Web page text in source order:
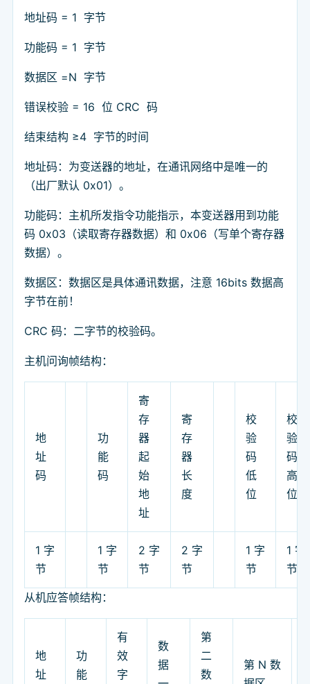
地址码 = 1 字节
功能码 = 1 字节
数据区 =N 字节
错误校验 = 16 位 CRC 码
结束结构 ≥4 字节的时间
地址码：为变送器的地址，在通讯网络中是唯一的
（出厂默认 0x01）。
功能码：主机所发指令功能指示，本变送器用到功能
码 0x03（读取寄存器数据）和 0x06（写单个寄存器
数据）。
数据区：数据区是具体通讯数据，注意 16bits 数据高
字节在前！
CRC 码：二字节的校验码。
主机问询帧结构：
地
址
码
功
能
码
寄
存
器
起
始
地
址
寄
存
器
长
度
校
验
码
低
位
校
验
码
高
位
1 字
节
1 字
节
2 字
节
2 字
节
1 字
节
1 字
节
从机应答帧结构：
地
址
功
能
有
效
字
数
据
第
二
数
第 N 数